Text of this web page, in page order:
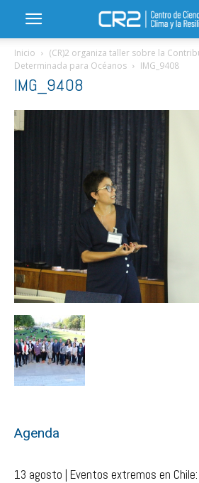
Inicio
(CR)2 organiza taller sobre la
Determinada para Océanos
IMG_9408
IMG_9408
Agenda
13 agosto | Eventos extremos en